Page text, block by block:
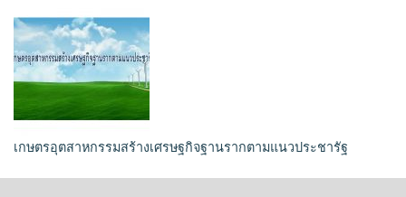
เกษตรอุตสาหกรรมสร้างเศรษฐกิจฐานรากตามแนวประชารัฐ